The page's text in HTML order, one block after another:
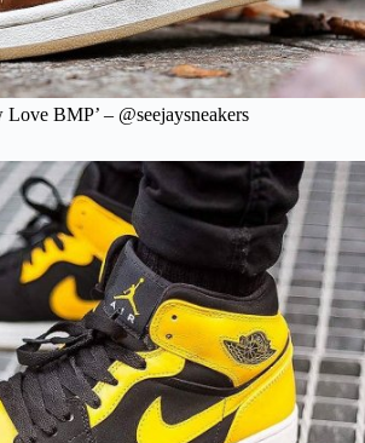
BMP’ – @seejaysneakers